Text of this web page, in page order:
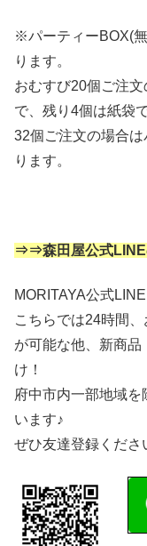
※パーティーBOX(
ります。
おむすび20個ご注
で、残り4個は紙袋
32個ご注文の場合
ります。
⇒⇒森田屋公式LINE
MORITAYA公式
こちらでは24時間
が可能な他、新商
け！
府中市内一部地域
います♪
ぜひ友達登録くださ